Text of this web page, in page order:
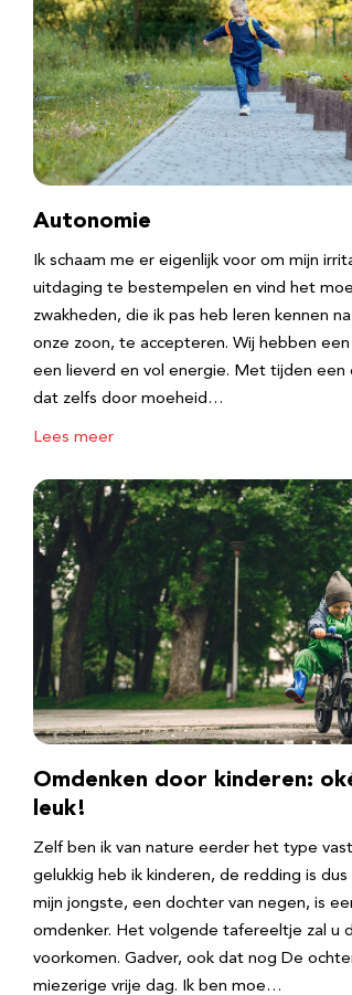
Autonomie
Ik schaam me er eigenlijk voor om mijn
uitdaging te bestempelen en vind het
zwakheden, die ik pas heb leren kennen
onze zoon, te accepteren. Wij hebben een
een lieverd en vol energie. Met tijden een
dat zelfs door moeheid…
Lees meer
Omdenken door kinderen:
leuk!
Zelf ben ik van nature eerder het type
gelukkig heb ik kinderen, de redding is dus
mijn jongste, een dochter van negen, is
omdenker. Het volgende tafereeltje zal u
voorkomen. Gadver, ook dat nog De
miezerige vrije dag. Ik ben moe…